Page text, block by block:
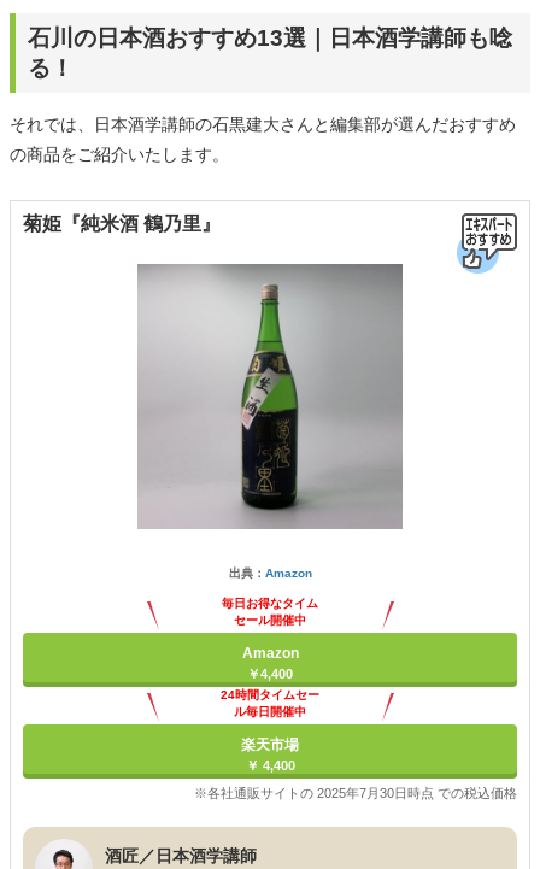
石川の日本酒おすすめ13選｜日本酒学講師も唸
る！
それでは、日本酒学講師の石黒建大さんと編集部が選んだおすすめ
の商品をご紹介いたします。
菊姫『純米酒 鶴乃里』
出典： Amazon
毎日お得なタイム
セール開催中
Amazon
￥4,400
24時間タイムセー
ル毎日開催中
楽天市場
￥ 4,400
※各社通販サイトの 2025年7月30日時点 での税込価格
酒匠／日本酒学講師